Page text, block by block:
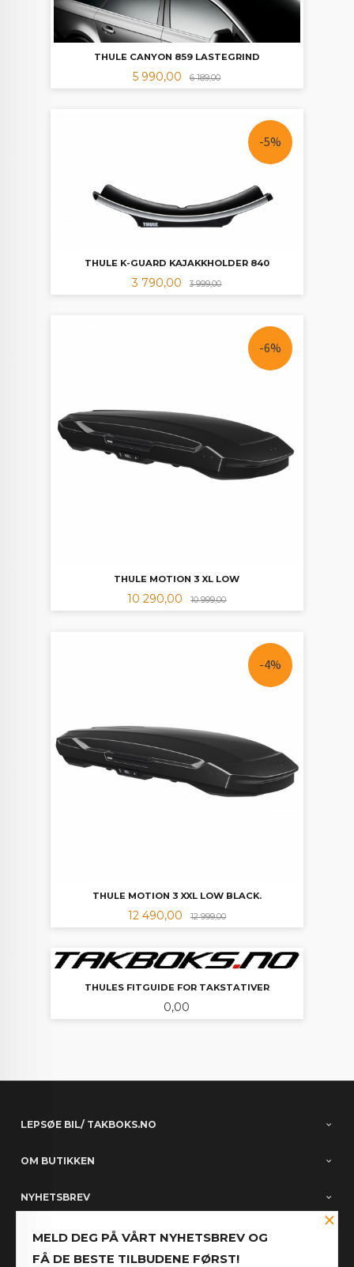
THULE CANYON 859 LASTEGRIND
Tilbud
5 990,00 6 189,00Rabatt
THULE K-GUARD KAJAKKHOLDER 840
Tilbud
3 790,00 3 999,00Rabatt
-5%
THULE MOTION 3 XL LOW
Tilbud
10 290,00 10 999,00Rabatt
-6%
THULE MOTION 3 XXL LOW BLACK.
Tilbud
12 490,00 12 999,00Rabatt
-4%
THULES FITGUIDE FOR TAKSTATIVER
Pris
0,00
LEPSØE BIL/ TAKBOKS.NO
OM BUTIKKEN
NYHETSBREV
PARTNERE ×
MELD DEG PÅ VÅRT NYHETSBREV OG
FÅ DE BESTE TILBUDENE FØRST!